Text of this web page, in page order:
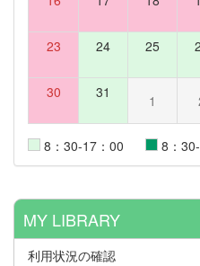
23 24 25
30 31 1
8：30-17：00 8：
MY LIBRARY
利用状況の確認